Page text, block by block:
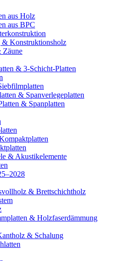
aus Holz
aus BPC
& Konstruktionsholz
Zäune
& 3-Schicht-Platten
& Spanverlegeplatten
& Spanplatten
& Akustikelemente
& Brettschichtholz
& Holzfaserdämmung
& Schalung